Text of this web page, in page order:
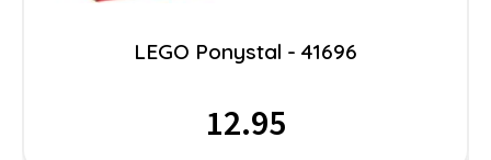
LEGO Ponystal - 41696
12.95